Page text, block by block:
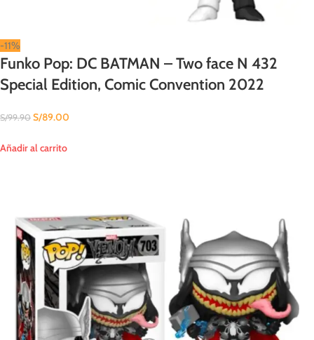
-11%
Funko Pop: DC BATMAN – Two face N 432
Special Edition, Comic Convention 2022
S/99.90 S/89.00
Añadir al carrito